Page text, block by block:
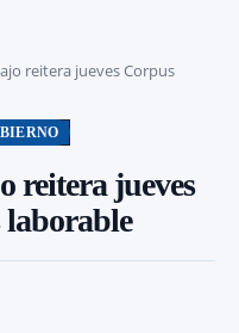
reitera jueves Corpus
reitera jueves
laborable